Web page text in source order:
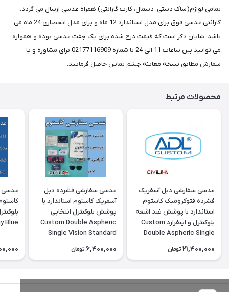
تمامی لوازم(ساک دستی، دسمال، کارت گارانتی) همراه عدسی ارسال می گردد.
گارانتی عدسی فوق برای مدل استاندارد 12 ماه و برای مدل انحصاری 24 ماه می
باشد. شایان ذکر است که قیمت درج شده برای یک جفت عدسی بوده و همواره
می توانید بین ساعات 11 الی 24 با شماره 02177116909 برای مشاوره و یا
سفارش مطابق نسخه معاینه چشم تماس حاصل فرمایید.
محصولات مرتبط
عدسی سفارشی دبل آسفریک
فشرده فتوکرومیک کاستوم
استاندارد با پوشش ضد اشعه
بلوکنترل و اینفرارد Custom
Double Aspheric Single
Vision Standard 1.67
Photocromic Spin-Coated
21,400,000 تومان
عدسی سفارشی فشرده دبل
آسفریک کاستوم استاندارد با
پوشش بلوکنترل انتخابی
Custom Double Aspheric
Single Vision Standard
1.67 Organic
6,400,000 تومان
عدسی
Blue